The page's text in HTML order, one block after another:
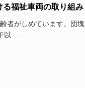
福祉車両の取り組み
者がしめています。団塊
以……